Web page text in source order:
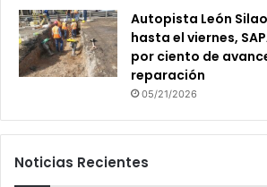
Autopista León
hasta el viernes,
por ciento de
reparación
05/21/2026
Noticias Recientes